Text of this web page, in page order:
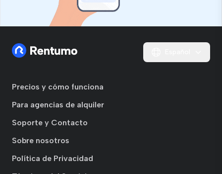
Precios y cómo funciona
Para agencias de alquiler
Soporte y Contacto
Sobre nosotros
Política de Privacidad